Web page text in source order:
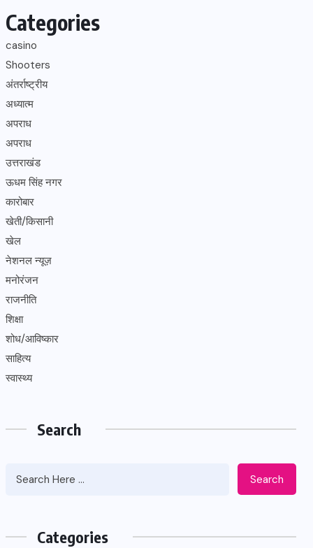
Categories
casino
Shooters
अंतर्राष्ट्रीय
अध्यात्म
अपराध
अपराध
उत्तराखंड
ऊधम सिंह नगर
कारोबार
खेती/किसानी
खेल
नेशनल न्यूज़
मनोरंजन
राजनीति
शिक्षा
शोध/आविष्कार
साहित्य
स्वास्थ्य
Search
Search
Categories